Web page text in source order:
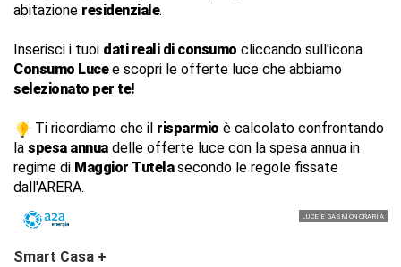
abitazione residenziale.
Inserisci i tuoi dati reali di consumo cliccando sull'icona
Consumo Lucee scopri le offerte luce che abbiamo
selezionato per te!
Ti ricordiamo che il risparmio è calcolato confrontando
la spesa annuadelle offerte luce con la spesa annua in
regime di Maggior Tutelasecondo le regole fissate
dall'ARERA.
LUCE E GAS MONORARIA
Smart Casa +